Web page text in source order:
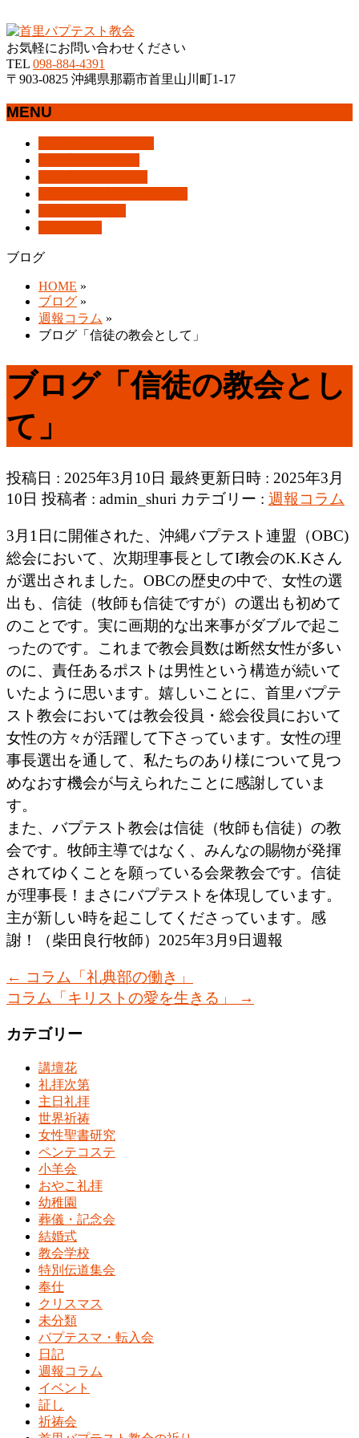
お気軽にお問い合わせください
TEL 098-884-4391
〒903-0825 沖縄県那覇市首里山川町1-17
MENU
す
ブログ
HOME »
ブログ »
週報コラム »
ブログ「信徒の教会として」
ブログ「信徒の教会とし
て」
投稿日 : 2025年3月10日 最終更新日時 : 2025年3月
10日 投稿者 : admin_shuri カテゴリー : 週報コラム
3月1日に開催された、沖縄バプテスト連盟（OBC)
総会において、次期理事長としてI教会のK.Kさん
が選出されました。OBCの歴史の中で、女性の選
出も、信徒（牧師も信徒ですが）の選出も初めて
のことです。実に画期的な出来事がダブルで起こ
ったのです。これまで教会員数は断然女性が多い
のに、責任あるポストは男性という構造が続いて
いたように思います。嬉しいことに、首里バプテ
スト教会においては教会役員・総会役員において
女性の方々が活躍して下さっています。女性の理
事長選出を通して、私たちのあり様について見つ
めなおす機会が与えられたことに感謝していま
す。
また、バプテスト教会は信徒（牧師も信徒）の教
会です。牧師主導ではなく、みんなの賜物が発揮
されてゆくことを願っている会衆教会です。信徒
が理事長！まさにバプテストを体現しています。
主が新しい時を起こしてくださっています。感
謝！（柴田良行牧師）2025年3月9日週報
← コラム「礼典部の働き」
コラム「キリストの愛を生きる」
→
カテゴリー
講壇花
礼拝次第
主日礼拝
世界祈祷
女性聖書研究
ペンテコステ
小羊会
おやこ礼拝
幼稚園
葬儀・記念会
結婚式
教会学校
特別伝道集会
奉仕
クリスマス
未分類
バプテスマ・転入会
日記
週報コラム
イベント
証し
祈祷会